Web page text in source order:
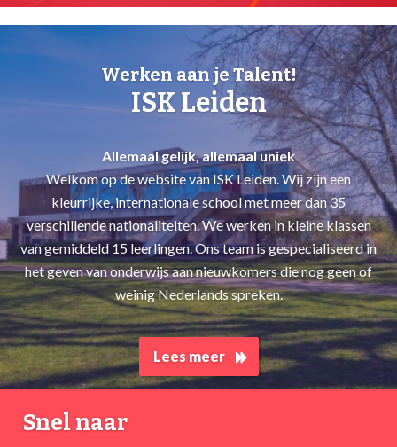
Werken aan je Talent!
ISK Leiden
Allemaal gelijk, allemaal uniek
Welkom op de website van ISK Leiden. Wij zijn een
kleurrijke, internationale school met meer dan 35
verschillende nationaliteiten. We werken in kleine klassen
van gemiddeld 15 leerlingen. Ons team is gespecialiseerd in
het geven van onderwijs aan nieuwkomers die nog geen of
weinig Nederlands spreken.
Lees meer
Snel naar